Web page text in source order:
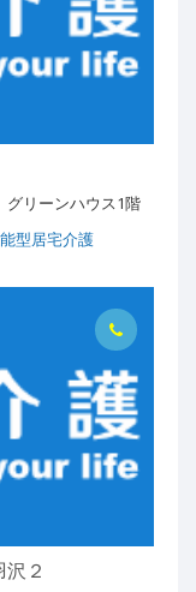
リーンハウス1階
型居宅介護
２